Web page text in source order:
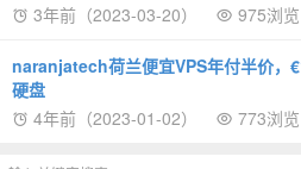
3年前（2023-03-20）
975浏览
naranjatech荷兰便宜VPS年付半价，
硬盘
4年前（2023-01-02）
773浏览